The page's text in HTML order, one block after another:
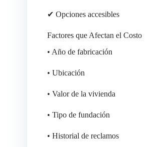
✔ Opciones accesibles
Factores que Afectan el Costo
• Año de fabricación
• Ubicación
• Valor de la vivienda
• Tipo de fundación
• Historial de reclamos